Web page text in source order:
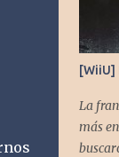
[WiiU]
La
más